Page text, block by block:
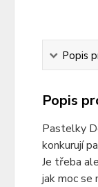
Popis
Popis
Pastelky
konkurují
Je třeba
jak moc se